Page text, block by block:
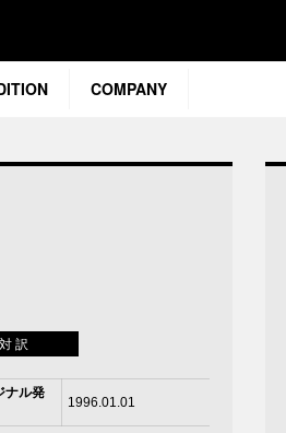
COMPANY
対 訳
ナル発
1996.01.01